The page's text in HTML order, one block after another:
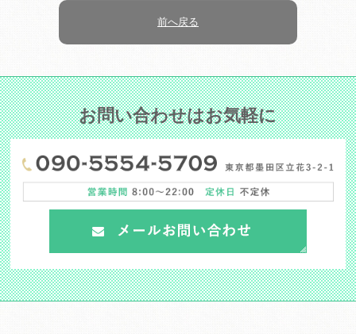
前へ戻る
お問い合わせはお気軽に